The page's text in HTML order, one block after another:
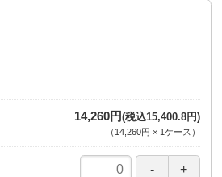
14,260円(税込15,400.8円)
（ 14,260円 × 1 ケース ）